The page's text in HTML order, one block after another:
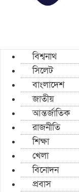
বিশ্বনাথ
সিলেট
বাংলাদেশ
জাতীয়
আন্তর্জাতিক
রাজনীতি
শিক্ষা
খেলা
বিনোদন
প্রবাস